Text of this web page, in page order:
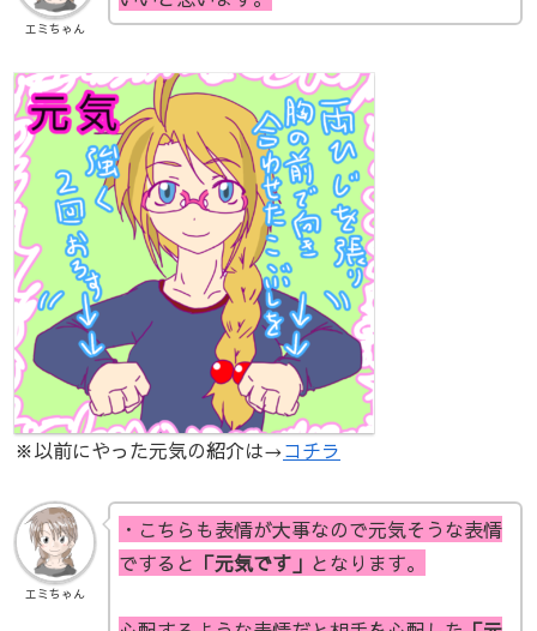
エミちゃん
※以前にやった元気の紹介は→コチラ
エミちゃん
・こちらも表情が大事なので元気そうな表情
ですると 「元気です」 となります。